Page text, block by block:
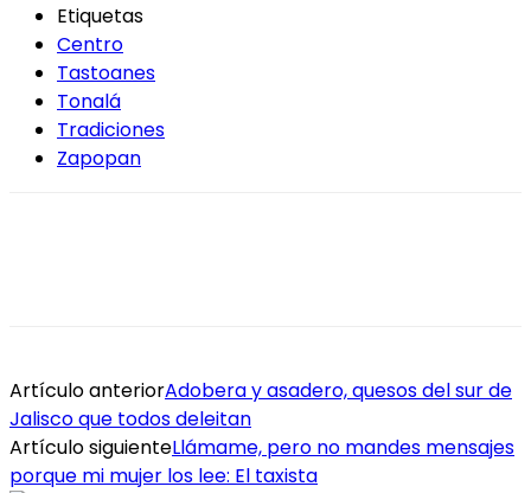
Etiquetas
Centro
Tastoanes
Tonalá
Tradiciones
Zapopan
Artículo anteriorAdobera y asadero, quesos del sur de
Jalisco que todos deleitan
Artículo siguienteLlámame, pero no mandes mensajes
porque mi mujer los lee: El taxista